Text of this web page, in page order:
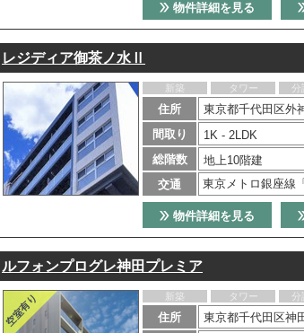
物件詳細を見る
レジディア御茶ノ水Ⅱ
新築 タワー 分
住所
東京都千代田区外
間取り
1K - 2LDK
総階数
地上10階建
交通
東京メトロ銀座線
物件詳細を見る
ルフォンプログレ神田プレミア
新築 タワー 分
住所
東京都千代田区神